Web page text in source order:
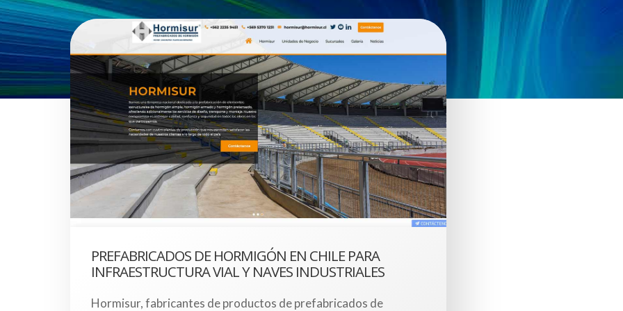
PREFABRICADOS DE HORMIGÓN EN CHILE PARA
INFRAESTRUCTURA VIAL Y NAVES INDUSTRIALES
Hormisur, fabricantes de productos de prefabricados de